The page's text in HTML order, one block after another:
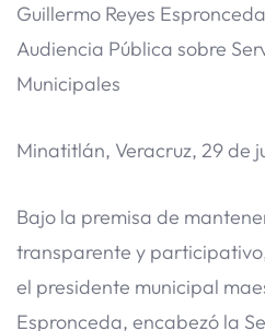
Guillermo Reyes
Audiencia Pública sobre
Municipales
Minatitlán, Veracruz, 29 de
Bajo la premisa de
transparente y
el presidente municipal
Espronceda, encabezó la